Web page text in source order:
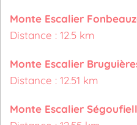
Monte Escalier
Distance : 12.5 km
Monte Escalier
Distance : 12.51 km
Monte Escalier